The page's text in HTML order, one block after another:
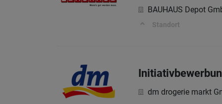
BAUHAUS Depot
Standort
dm drogerie markt